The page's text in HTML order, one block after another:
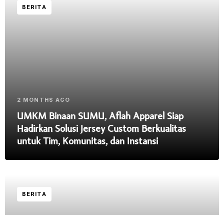
BERITA
2 MONTHS AGO
UMKM Binaan SUMU, Aflah Apparel Siap
Hadirkan Solusi Jersey Custom Berkualitas
untuk Tim, Komunitas, dan Instansi
BERITA